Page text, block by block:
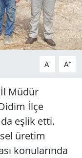
A- A+
İl Müdür
İlçe
eşlik etti.
üretim
konularında